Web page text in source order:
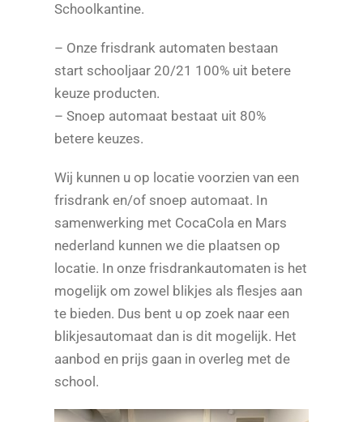
Schoolkantine.
– Onze frisdrank automaten bestaan
start schooljaar 20/21 100% uit betere
keuze producten.
– Snoep automaat bestaat uit 80%
betere keuzes.
Wij kunnen u op locatie voorzien van een
frisdrank en/of snoep automaat. In
samenwerking met CocaCola en Mars
nederland kunnen we die plaatsen op
locatie. In onze frisdrankautomaten is het
mogelijk om zowel blikjes als flesjes aan
te bieden. Dus bent u op zoek naar een
blikjesautomaat dan is dit mogelijk. Het
aanbod en prijs gaan in overleg met de
school.